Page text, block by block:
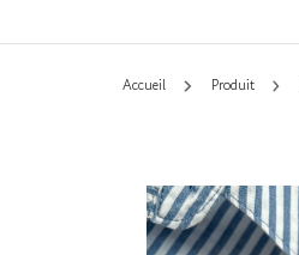
Accueil Produit